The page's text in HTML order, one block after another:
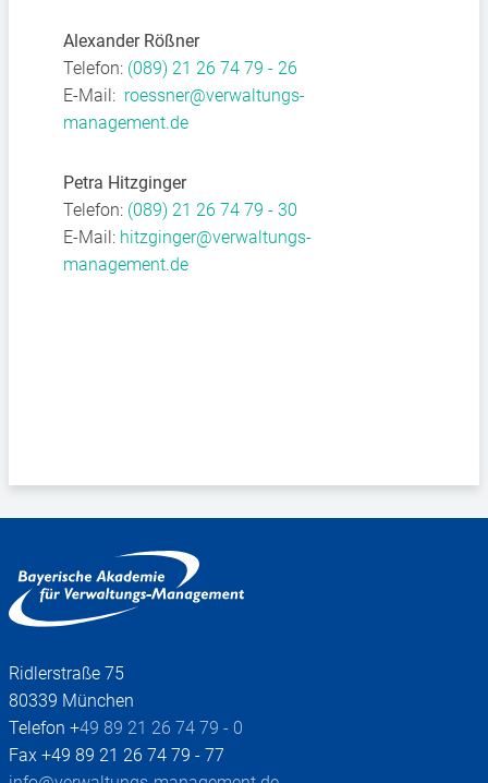
Alexander Rößner
Telefon: (089) 21 26 74 79 - 26
E-Mail: roessner@verwaltungs-
management.de
Petra Hitzginger
Telefon: (089) 21 26 74 79 - 30
E-Mail: hitzginger@verwaltungs-
management.de
Ridlerstraße 75
80339 München
Telefon +49 89 21 26 74 79 - 0
Fax +49 89 21 26 74 79 - 77